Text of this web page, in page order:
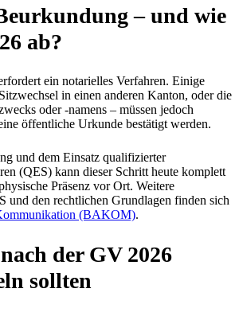
– und wie
ab?
ein notarielles Verfahren. Einige
in einen anderen Kanton, oder die
oder -namens – müssen jedoch
öffentliche Urkunde bestätigt werden.
und dem Einsatz qualifizierter
(QES) kann dieser Schritt heute komplett
Präsenz vor Ort. Weitere
und den rechtlichen Grundlagen finden sich
(BAKOM).​
der GV 2026
sollten